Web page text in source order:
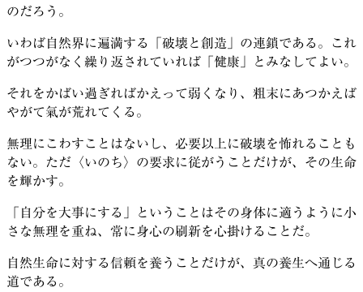
のだろう。
いわば自然界に遍満する「破壊と創造」の連鎖である。これ
がつつがなく繰り返されていれば「健康」とみなしてよい。
それをかばい過ぎればかえって弱くなり、粗末にあつかえば
やがて氣が荒れてくる。
無理にこわすことはないし、必要以上に破壊を怖れることも
ない。ただ〈いのち〉の要求に従がうことだけが、その生命
を輝かす。
「自分を大事にする」ということはその身体に適うように小
さな無理を重ね、常に身心の刷新を心掛けることだ。
自然生命に対する信頼を養うことだけが、真の養生へ通じる
道である。